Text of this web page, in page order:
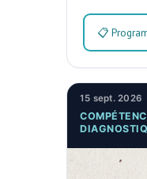
📋
15 sept. 2026